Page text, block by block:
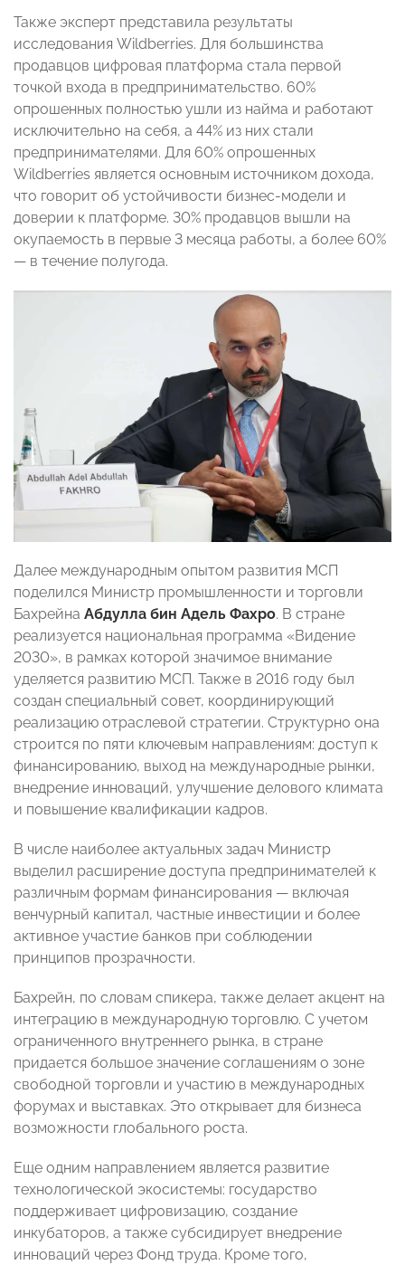
Также эксперт представила результаты
исследования Wildberries. Для большинства
продавцов цифровая платформа стала первой
точкой входа в предпринимательство. 60%
опрошенных полностью ушли из найма и работают
исключительно на себя, а 44% из них стали
предпринимателями. Для 60% опрошенных
Wildberries является основным источником дохода,
что говорит об устойчивости бизнес-модели и
доверии к платформе. 30% продавцов вышли на
окупаемость в первые 3 месяца работы, а более 60%
— в течение полугода.
Далее международным опытом развития МСП
поделился Министр промышленности и торговли
Бахрейна Абдулла бин Адель Фахро. В стране
реализуется национальная программа «Видение
2030», в рамках которой значимое внимание
уделяется развитию МСП. Также в 2016 году был
создан специальный совет, координирующий
реализацию отраслевой стратегии. Структурно она
строится по пяти ключевым направлениям: доступ к
финансированию, выход на международные рынки,
внедрение инноваций, улучшение делового климата
и повышение квалификации кадров.
В числе наиболее актуальных задач Министр
выделил расширение доступа предпринимателей к
различным формам финансирования — включая
венчурный капитал, частные инвестиции и более
активное участие банков при соблюдении
принципов прозрачности.
Бахрейн, по словам спикера, также делает акцент на
интеграцию в международную торговлю. С учетом
ограниченного внутреннего рынка, в стране
придается большое значение соглашениям о зоне
свободной торговли и участию в международных
форумах и выставках. Это открывает для бизнеса
возможности глобального роста.
Еще одним направлением является развитие
технологической экосистемы: государство
поддерживает цифровизацию, создание
инкубаторов, а также субсидирует внедрение
инноваций через Фонд труда. Кроме того,